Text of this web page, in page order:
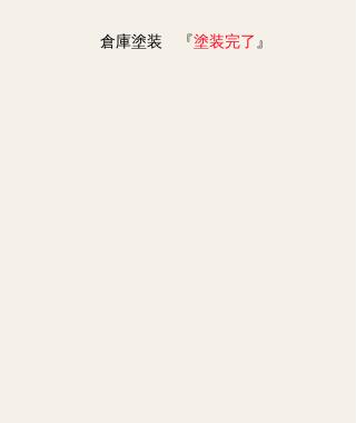
倉庫塗装　『塗装完了 』